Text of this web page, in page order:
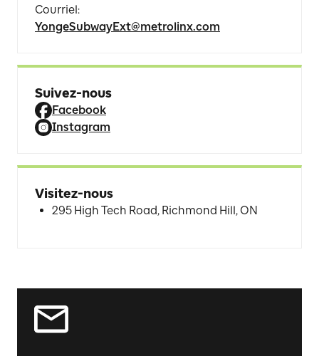
Courriel:
YongeSubwayExt@metrolinx.com
Suivez-nous
Facebook
Instagram
Visitez-nous
295 High Tech Road, Richmond Hill, ON